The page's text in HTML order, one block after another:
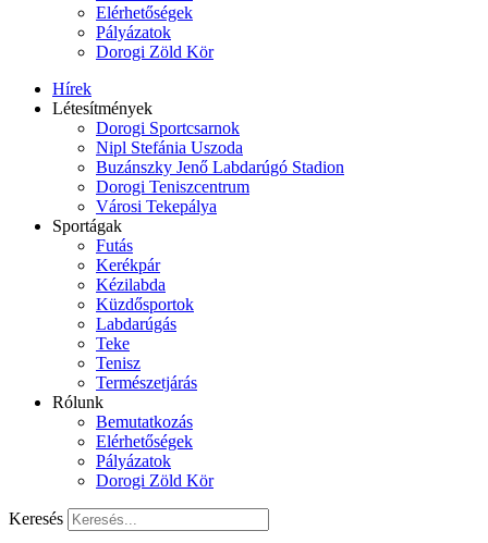
Elérhetőségek
Pályázatok
Dorogi Zöld Kör
Hírek
Létesítmények
Dorogi Sportcsarnok
Nipl Stefánia Uszoda
Buzánszky Jenő Labdarúgó Stadion
Dorogi Teniszcentrum
Városi Tekepálya
Sportágak
Futás
Kerékpár
Kézilabda
Küzdősportok
Labdarúgás
Teke
Tenisz
Természetjárás
Rólunk
Bemutatkozás
Elérhetőségek
Pályázatok
Dorogi Zöld Kör
Keresés